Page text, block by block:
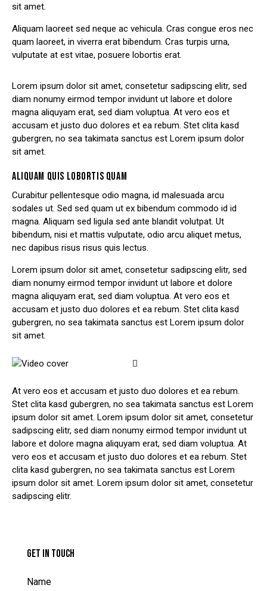
sit amet.
Aliquam laoreet sed neque ac vehicula. Cras congue eros nec
quam laoreet, in viverra erat bibendum. Cras turpis urna,
vulputate at est vitae, posuere lobortis erat.
Lorem ipsum dolor sit amet, consetetur sadipscing elitr, sed
diam nonumy eirmod tempor invidunt ut labore et dolore
magna aliquyam erat, sed diam voluptua. At vero eos et
accusam et justo duo dolores et ea rebum. Stet clita kasd
gubergren, no sea takimata sanctus est Lorem ipsum dolor
sit amet.
ALIQUAM QUIS LOBORTIS QUAM
Curabitur pellentesque odio magna, id malesuada arcu
sodales ut. Sed sed quam ut ex bibendum commodo id id
magna. Aliquam sed ligula sed ante blandit volutpat. Ut
bibendum, nisi et mattis vulputate, odio arcu aliquet metus,
nec dapibus risus risus quis lectus.
Lorem ipsum dolor sit amet, consetetur sadipscing elitr, sed
diam nonumy eirmod tempor invidunt ut labore et dolore
magna aliquyam erat, sed diam voluptua. At vero eos et
accusam et justo duo dolores et ea rebum. Stet clita kasd
gubergren, no sea takimata sanctus est Lorem ipsum dolor
sit amet.
At vero eos et accusam et justo duo dolores et ea rebum.
Stet clita kasd gubergren, no sea takimata sanctus est Lorem
ipsum dolor sit amet. Lorem ipsum dolor sit amet, consetetur
sadipscing elitr, sed diam nonumy eirmod tempor invidunt ut
labore et dolore magna aliquyam erat, sed diam voluptua. At
vero eos et accusam et justo duo dolores et ea rebum. Stet
clita kasd gubergren, no sea takimata sanctus est Lorem
ipsum dolor sit amet. Lorem ipsum dolor sit amet, consetetur
sadipscing elitr.
GET IN TOUCH